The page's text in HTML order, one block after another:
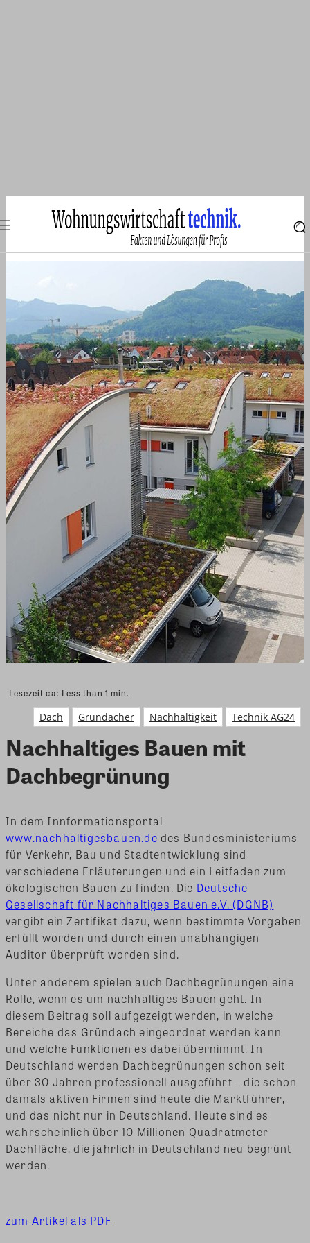
Lesezeit ca: Less than 1 min.
Dach Gründächer Nachhaltigkeit Technik AG24
Nachhaltiges Bauen mit
Dachbegrünung
In dem Innformationsportal
www.nachhaltigesbauen.de des Bundesministeriums
für Verkehr, Bau und Stadtentwicklung sind
verschiedene Erläuterungen und ein Leitfaden zum
ökologischen Bauen zu finden. Die Deutsche
Gesellschaft für Nachhaltiges Bauen e.V. (DGNB)
vergibt ein Zertifikat dazu, wenn bestimmte Vorgaben
erfüllt worden und durch einen unabhängigen
Auditor überprüft worden sind.
Unter anderem spielen auch Dachbegrünungen eine
Rolle, wenn es um nachhaltiges Bauen geht. In
diesem Beitrag soll aufgezeigt werden, in welche
Bereiche das Gründach eingeordnet werden kann
und welche Funktionen es dabei übernimmt. In
Deutschland werden Dachbegrünungen schon seit
über 30 Jahren professionell ausgeführt – die schon
damals aktiven Firmen sind heute die Marktführer,
und das nicht nur in Deutschland. Heute sind es
wahrscheinlich über 10 Millionen Quadratmeter
Dachfläche, die jährlich in Deutschland neu begrünt
werden.
zum Artikel als PDF